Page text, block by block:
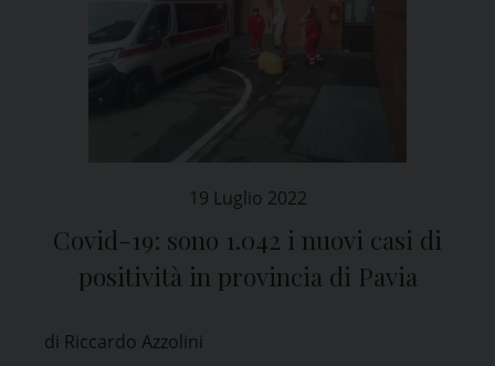
19 Luglio 2022
Covid-19: sono 1.042 i nuovi casi di
positività in provincia di Pavia
di Riccardo Azzolini